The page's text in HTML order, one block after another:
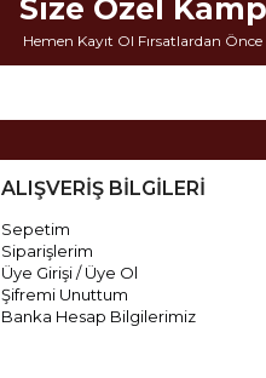
Size Özel
Hemen Kayıt Ol Fırsatlardan
ALIŞVERİŞ BİLGİLERİ
Sepetim
Siparişlerim
Üye Girişi / Üye Ol
Şifremi Unuttum
Banka Hesap Bilgilerimiz